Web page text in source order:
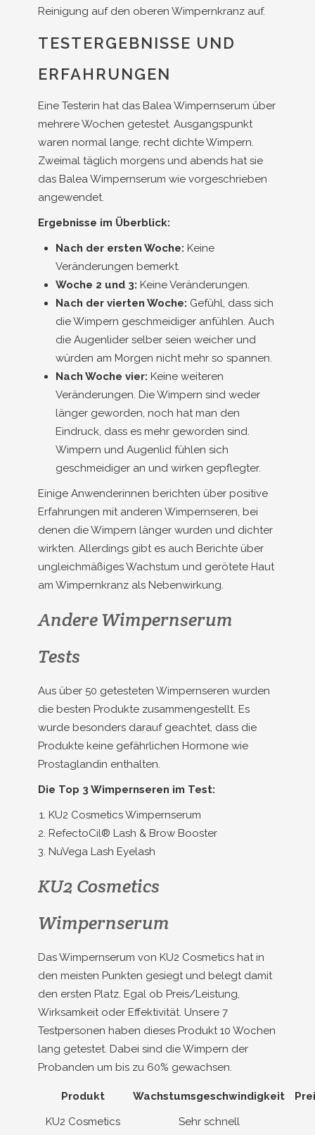
Reinigung auf den oberen Wimpernkranz auf.
TESTERGEBNISSE UND
ERFAHRUNGEN
Eine Testerin hat das Balea Wimpernserum über
mehrere Wochen getestet. Ausgangspunkt
waren normal lange, recht dichte Wimpern.
Zweimal täglich morgens und abends hat sie
das Balea Wimpernserum wie vorgeschrieben
angewendet.
Ergebnisse im Überblick:
Nach der ersten Woche: Keine
Veränderungen bemerkt.
Woche 2 und 3: Keine Veränderungen.
Nach der vierten Woche: Gefühl, dass sich
die Wimpern geschmeidiger anfühlen. Auch
die Augenlider selber seien weicher und
würden am Morgen nicht mehr so spannen.
Nach Woche vier: Keine weiteren
Veränderungen. Die Wimpern sind weder
länger geworden, noch hat man den
Eindruck, dass es mehr geworden sind.
Wimpern und Augenlid fühlen sich
geschmeidiger an und wirken gepflegter.
Einige Anwenderinnen berichten über positive
Erfahrungen mit anderen Wimpernseren, bei
denen die Wimpern länger wurden und dichter
wirkten. Allerdings gibt es auch Berichte über
ungleichmäßiges Wachstum und gerötete Haut
am Wimpernkranz als Nebenwirkung.
Andere Wimpernserum
Tests
Aus über 50 getesteten Wimpernseren wurden
die besten Produkte zusammengestellt. Es
wurde besonders darauf geachtet, dass die
Produkte keine gefährlichen Hormone wie
Prostaglandin enthalten.
Die Top 3 Wimpernseren im Test:
KU2 Cosmetics Wimpernserum
RefectoCil® Lash & Brow Booster
NuVega Lash Eyelash
KU2 Cosmetics
Wimpernserum
Das Wimpernserum von KU2 Cosmetics hat in
den meisten Punkten gesiegt und belegt damit
den ersten Platz. Egal ob Preis/Leistung,
Wirksamkeit oder Effektivität. Unsere 7
Testpersonen haben dieses Produkt 10 Wochen
lang getestet. Dabei sind die Wimpern der
Probanden um bis zu 60% gewachsen.
Produkt Wachstumsgeschwindigkeit
KU2 Cosmetics
Sehr schnell